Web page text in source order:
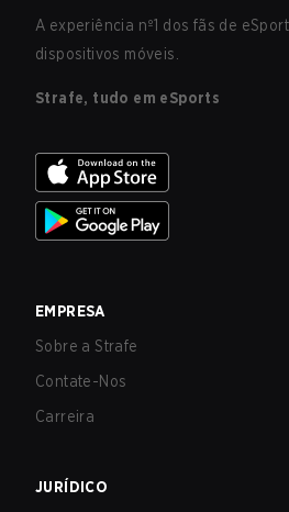
A experiência nº1 dos fãs de
dispositivos móveis.
Strafe, tudo em eSports
EMPRESA
Sobre a Strafe
Contate-Nos
Carreira
JURÍDICO